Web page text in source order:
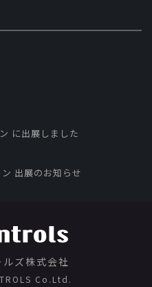
に出展しました
出展のお知らせ
ズ株式会社
Co.Ltd.